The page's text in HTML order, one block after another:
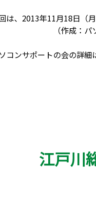
は、2013年11月18日（
成：パソコンサ
コンサポートの会の詳細
江戸川